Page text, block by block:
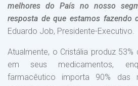
melhores do País no nosso
resposta de que estamos fazendo
Eduardo Job, Presidente-Executivo.
Atualmente, o Cristália produz
em seus medicamentos,
farmacêutico importa 90% das